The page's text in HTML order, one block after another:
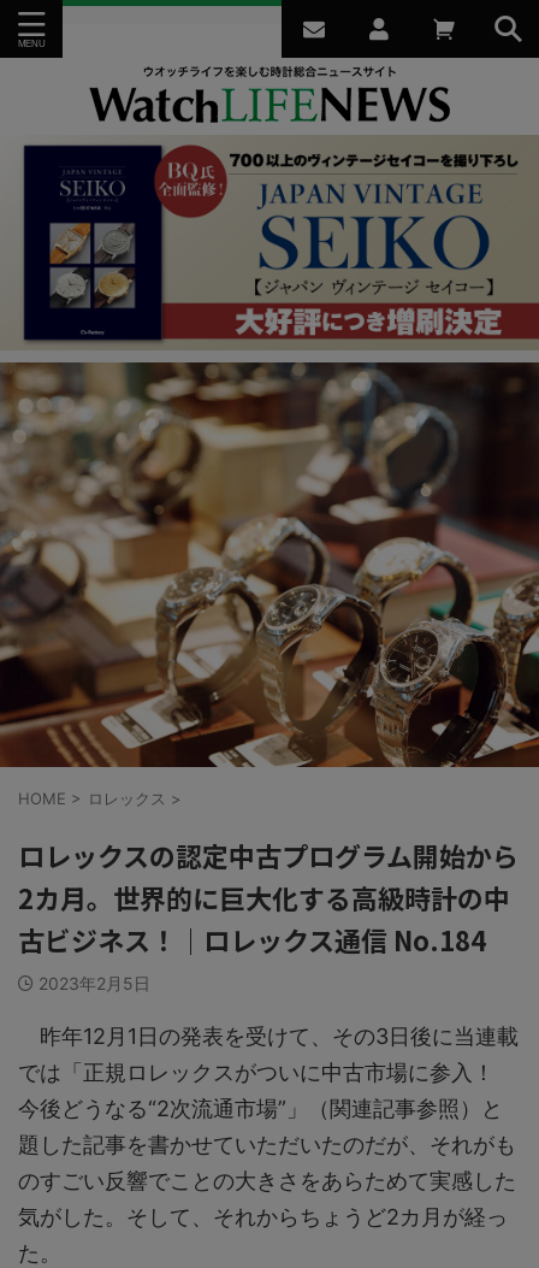
HOME > ロレックス >
ロレックスの認定中古プログラム開始から
2カ月。世界的に巨大化する高級時計の中
古ビジネス！｜ロレックス通信 No.184
2023年2月5日
昨年12月1日の発表を受けて、その3日後に当連載
では「正規ロレックスがついに中古市場に参入！
今後どうなる“2次流通市場”」（関連記事参照）と
題した記事を書かせていただいたのだが、それがも
のすごい反響でことの大きさをあらためて実感した
気がした。そして、それからちょうど2カ月が経っ
た。